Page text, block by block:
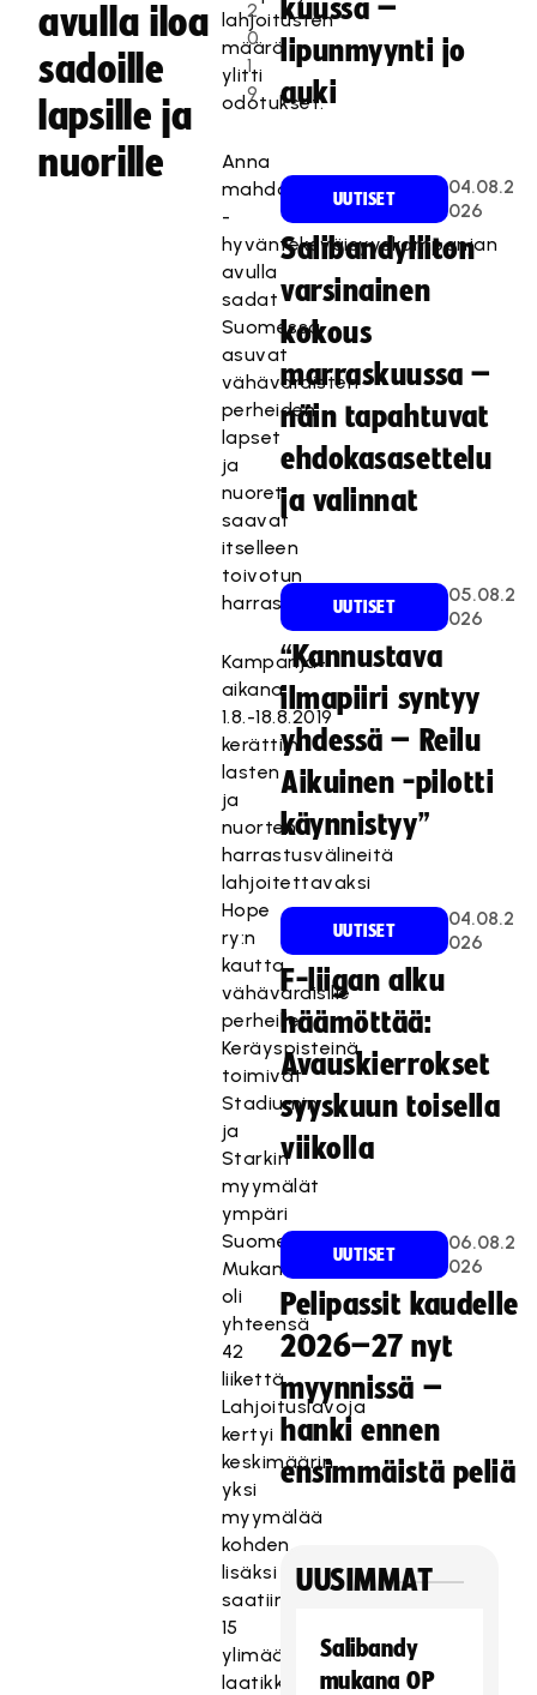
avulla iloa
sadoille
lapsille ja
nuorille
2
0
1
9
lahjoitusten
määrä
ylitti
odotukset.
Anna
mahdollisuus
-
hyväntekeväisyyskampanjan
avulla
sadat
Suomessa
asuvat
vähävaraisten
perheiden
lapset
ja
nuoret
saavat
itselleen
toivotun
harrastusvälineen.
Kampanja-
aikana
1.8.-18.8.2019
kerättiin
lasten
ja
nuorten
harrastusvälineitä
lahjoitettavaksi
Hope
ry:n
kautta
vähävaraisille
perheille.
Keräyspisteinä
toimivat
Stadiumin
ja
Starkin
myymälät
ympäri
Suomea.
Mukana
oli
yhteensä
42
liikettä.
Lahjoituslavoja
kertyi
keskimäärin
yksi
myymälää
kohden,
lisäksi
saatiin
15
ylimääräistä
laatikkoa
kuussa –
lipunmyynti jo
auki
UUTISET
04.08.2
026
Salibandyliiton
varsinainen
kokous
marraskuussa –
näin tapahtuvat
ehdokasasettelu
ja valinnat
UUTISET
05.08.2
026
“Kannustava
ilmapiiri syntyy
yhdessä – Reilu
Aikuinen -pilotti
käynnistyy”
UUTISET
04.08.2
026
F-liigan alku
häämöttää:
Avauskierrokset
syyskuun toisella
viikolla
UUTISET
06.08.2
026
Pelipassit kaudelle
2026–27 nyt
myynnissä –
hanki ennen
ensimmäistä peliä
UUSIMMAT
Salibandy
mukana OP